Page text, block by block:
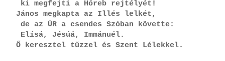
ki megfejti a Hóreb rejtélyét!
János megkapta az Illés lelkét,
de az ÚR a csendes Szóban követte:
Elísá, Jésúá, Immánuél.
Ő keresztel tűzzel és Szent Lélekkel.